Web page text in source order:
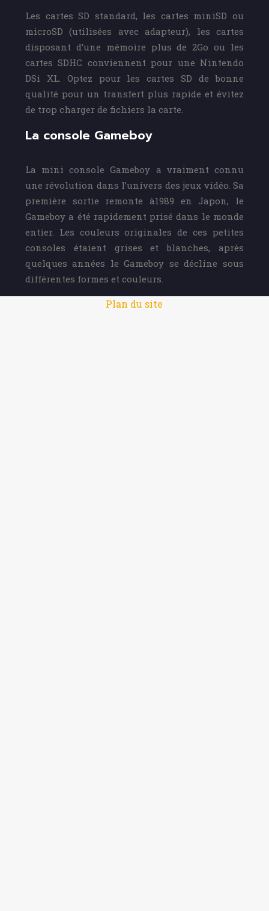
Les cartes SD standard, les cartes miniSD ou
microSD (utilisées avec adapteur), les cartes
disposant d’une mémoire plus de 2Go ou les
cartes SDHC conviennent pour une Nintendo
DSi XL. Optez pour les cartes SD de bonne
qualité pour un transfert plus rapide et évitez
de trop charger de fichiers la carte.
La console Gameboy
La mini console Gameboy a vraiment connu
une révolution dans l’univers des jeux vidéo. Sa
première sortie remonte à1989 en Japon, le
Gameboy a été rapidement prisé dans le monde
entier. Les couleurs originales de ces petites
consoles étaient grises et blanches, après
quelques années le Gameboy se décline sous
différentes formes et couleurs.
Plan du site